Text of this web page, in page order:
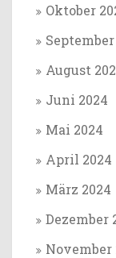
Oktober
September
August
Juni 2024
Mai 2024
April 2024
März 2024
Dezember
November